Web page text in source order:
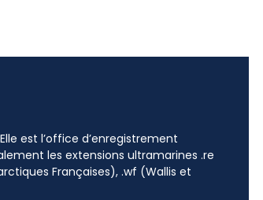
est l’office d’enregistrement
les extensions ultramarines .re
Françaises), .wf (Wallis et